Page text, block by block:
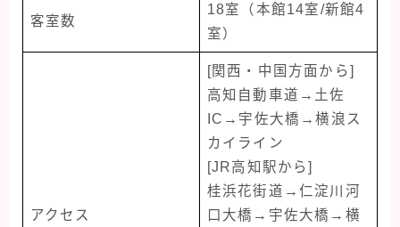
客室数
18室（本館14室/新館4
室）
アクセス
[関西・中国方面から]
高知自動車道→土佐
IC→宇佐大橋→横浪ス
カイライン
[JR高知駅から]
桂浜花街道→仁淀川河
口大橋→宇佐大橋→横